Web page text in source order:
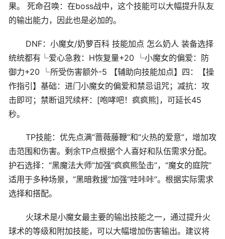
果。 死命召唤：在boss战中，这个技能可以大幅提升队友
的输出能力，因此也是必加的。
DNF：小魔女/奶萝百科 技能加点 怎么奶人 装备选择
统统都有└爱心急救：H恢复量+20 └小魔女的偏爱：防
御力+20 └所受伤害额外-5 【辅助向技能加点】四：【操
作指引】基础：进门小魔女的偏爱和禁忌诅咒；减抗：攻
击即可；禁断诅咒续杯：[咆哮吧！疯疯熊]，可延长45
秒。
TP技能：优先点满“蔷薇藤鞭”和“火热的爱意”，增加攻
击范围和伤害。剩余TP点根据个人喜好和队伍需求分配。
护石选择：“黑魔法大师”加强“疯疯熊坠击”，“魔女的庭院”
适用于多种场景，“黑暗救援”加强“哇咔咔”。根据实际需求
选择和搭配。
火球术是小魔女最主要的输出技能之一，通过提升火
球术的等级和附加技能，可以大幅增加伤害输出。建议将